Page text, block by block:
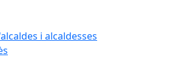
i alcaldesses